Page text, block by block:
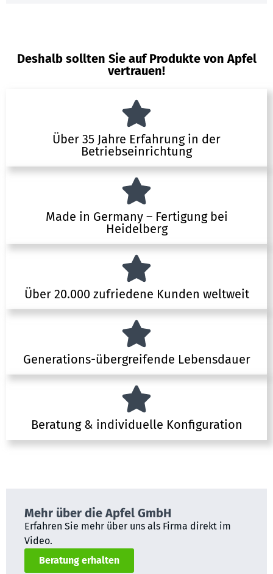
Deshalb sollten Sie auf Produkte von Apfel
vertrauen!
Über 35 Jahre Erfahrung in der
Betriebseinrichtung
Made in Germany – Fertigung bei
Heidelberg
Über 20.000 zufriedene Kunden weltweit
Generations-übergreifende Lebensdauer
Beratung & individuelle Konfiguration
Mehr über die Apfel GmbH
Erfahren Sie mehr über uns als Firma direkt im
Video.
Beratung erhalten